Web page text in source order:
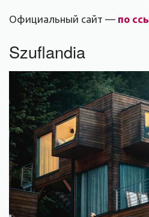
Официальный сайт — по
Szuflandia